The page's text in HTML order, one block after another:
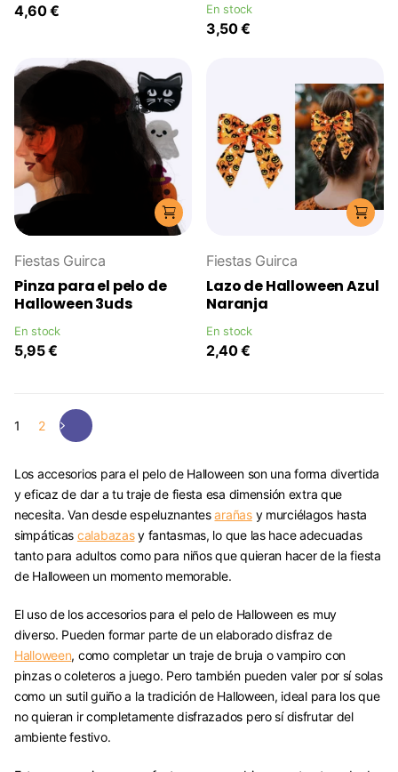
4,60 € En stock
3,50 €
Fiestas Guirca
Pinza para el pelo de
Halloween 3uds
En stock
5,95 €
Fiestas Guirca
Lazo de Halloween Azul
Naranja
En stock
2,40 €
1 2
Los accesorios para el pelo de Halloween son una forma divertida
y eficaz de dar a tu traje de fiesta esa dimensión extra que
necesita. Van desde espeluznantesarañasy murciélagos hasta
simpáticas calabazasy fantasmas, lo que las hace adecuadas
tanto para adultos como para niños que quieran hacer de la fiesta
de Halloween un momento memorable.
El uso de los accesorios para el pelo de Halloween es muy
diverso. Pueden formar parte de un elaborado disfraz de
Halloween, como completar un traje de bruja o vampiro con
pinzas o coleteros a juego. Pero también pueden valer por sí solas
como un sutil guiño a la tradición de Halloween, ideal para los que
no quieran ir completamente disfrazados pero sí disfrutar del
ambiente festivo.